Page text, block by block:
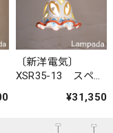
〔新洋電気〕
XSR35-13 スペイ
¥31,350